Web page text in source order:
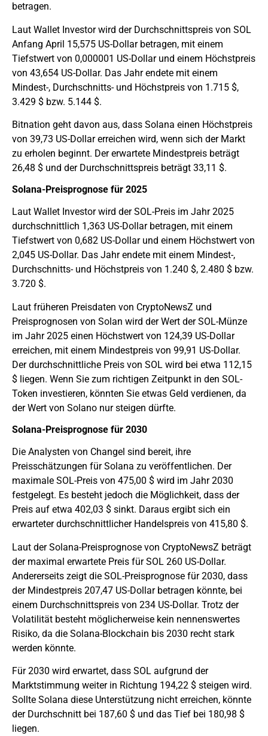
betragen.
Laut Wallet Investor wird der Durchschnittspreis von SOL
Anfang April 15,575 US-Dollar betragen, mit einem
Tiefstwert von 0,000001 US-Dollar und einem Höchstpreis
von 43,654 US-Dollar. Das Jahr endete mit einem
Mindest-, Durchschnitts- und Höchstpreis von 1.715 $,
3.429 $ bzw. 5.144 $.
Bitnation geht davon aus, dass Solana einen Höchstpreis
von 39,73 US-Dollar erreichen wird, wenn sich der Markt
zu erholen beginnt. Der erwartete Mindestpreis beträgt
26,48 $ und der Durchschnittspreis beträgt 33,11 $.
Solana-Preisprognose für 2025
Laut Wallet Investor wird der SOL-Preis im Jahr 2025
durchschnittlich 1,363 US-Dollar betragen, mit einem
Tiefstwert von 0,682 US-Dollar und einem Höchstwert von
2,045 US-Dollar. Das Jahr endete mit einem Mindest-,
Durchschnitts- und Höchstpreis von 1.240 $, 2.480 $ bzw.
3.720 $.
Laut früheren Preisdaten von CryptoNewsZ und
Preisprognosen von Solan wird der Wert der SOL-Münze
im Jahr 2025 einen Höchstwert von 124,39 US-Dollar
erreichen, mit einem Mindestpreis von 99,91 US-Dollar.
Der durchschnittliche Preis von SOL wird bei etwa 112,15
$ liegen. Wenn Sie zum richtigen Zeitpunkt in den SOL-
Token investieren, könnten Sie etwas Geld verdienen, da
der Wert von Solano nur steigen dürfte.
Solana-Preisprognose für 2030
Die Analysten von Changel sind bereit, ihre
Preisschätzungen für Solana zu veröffentlichen. Der
maximale SOL-Preis von 475,00 $ wird im Jahr 2030
festgelegt. Es besteht jedoch die Möglichkeit, dass der
Preis auf etwa 402,03 $ sinkt. Daraus ergibt sich ein
erwarteter durchschnittlicher Handelspreis von 415,80 $.
Laut der Solana-Preisprognose von CryptoNewsZ beträgt
der maximal erwartete Preis für SOL 260 US-Dollar.
Andererseits zeigt die SOL-Preisprognose für 2030, dass
der Mindestpreis 207,47 US-Dollar betragen könnte, bei
einem Durchschnittspreis von 234 US-Dollar. Trotz der
Volatilität besteht möglicherweise kein nennenswertes
Risiko, da die Solana-Blockchain bis 2030 recht stark
werden könnte.
Für 2030 wird erwartet, dass SOL aufgrund der
Marktstimmung weiter in Richtung 194,22 $ steigen wird.
Sollte Solana diese Unterstützung nicht erreichen, könnte
der Durchschnitt bei 187,60 $ und das Tief bei 180,98 $
liegen.